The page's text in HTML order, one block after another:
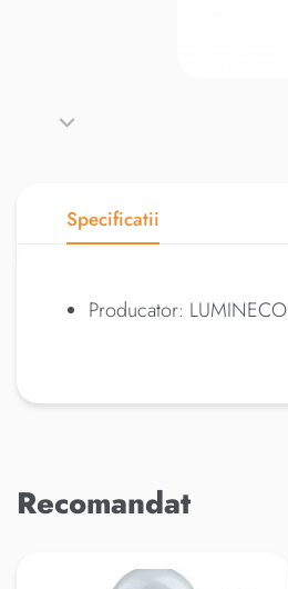
Specificatii
Producator: LUMINECO
Recomandat